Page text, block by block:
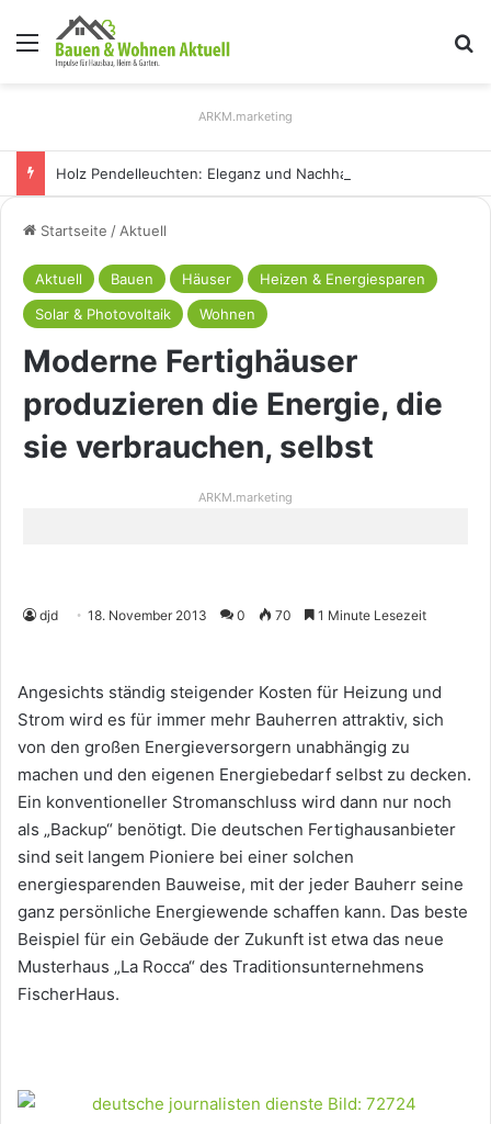
Menü
ARKM.marketing
Startseite / Aktuell
Aktuell Bauen Häuser
Heizen & Energiesparen
Solar & Photovoltaik
Wohnen
Moderne Fertighäuser
produzieren die Energie, die
sie verbrauchen, selbst
ARKM.marketing
djd 18. November 2013 0 70 1 Minute Lesezeit
Angesichts ständig steigender Kosten für Heizung und
Strom wird es für immer mehr Bauherren attraktiv, sich
von den großen Energieversorgern unabhängig zu
machen und den eigenen Energiebedarf selbst zu decken.
Ein konventioneller Stromanschluss wird dann nur noch
als „Backup“ benötigt. Die deutschen Fertighausanbieter
sind seit langem Pioniere bei einer solchen
energiesparenden Bauweise, mit der jeder Bauherr seine
ganz persönliche Energiewende schaffen kann. Das beste
Beispiel für ein Gebäude der Zukunft ist etwa das neue
Musterhaus „La Rocca“ des Traditionsunternehmens
FischerHaus.